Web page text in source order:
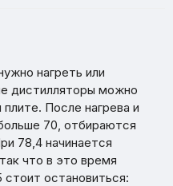
нагреть или
дистилляторы можно
После нагрева и
70, отбираются
78,4 начинается
что в это время
остановиться: